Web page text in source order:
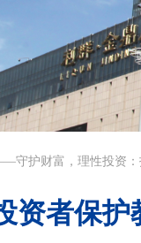
资者保
守护财富，理性投资